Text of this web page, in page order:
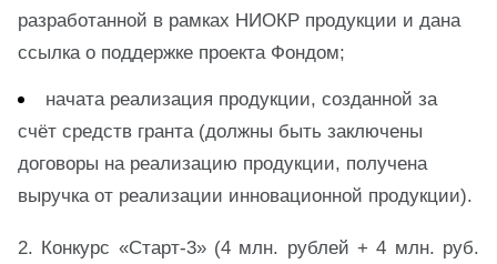
разработанной в рамках НИОКР продукции и дана
ссылка о поддержке проекта Фондом;
начата реализация продукции, созданной за
счёт средств гранта (должны быть заключены
договоры на реализацию продукции, получена
выручка от реализации инновационной продукции).
2. Конкурс «Старт-3» (4 млн. рублей + 4 млн. руб.